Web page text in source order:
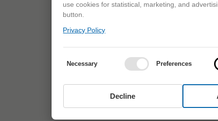
use cookies for statistical, marketing, and
button.
Privacy Policy
Necessary Preferences
Decline